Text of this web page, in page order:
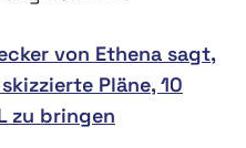
von Ethena sagt,
Pläne, 10
zu bringen